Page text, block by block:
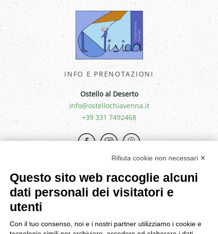
INFO E PRENOTAZIONI
Ostello al Deserto
info@ostellochiavenna.it
+39 331 7492468
Rifiuta cookie non necessari ✕
Questo sito web raccoglie alcuni
dati personali dei visitatori e
utenti
Con il tuo consenso, noi e i nostri partner utilizziamo i cookie e